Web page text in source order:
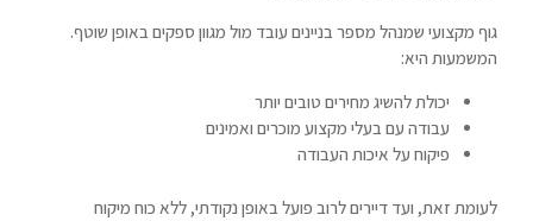
גוף מקצועי שמנהל מספר בניינים עובד מול מגוון ספקים באופן שוטף.
המשמעות היא:
יכולת להשיג מחירים טובים יותר
עבודה עם בעלי מקצוע מוכרים ואמינים
פיקוח על איכות העבודה
לעומת זאת, ועד דיירים לרוב פועל באופן נקודתי, ללא כוח מיקוח